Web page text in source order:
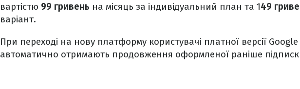
вартістю 99 гривень на місяць за індивідуальний план та 149
варіант.
При переході на нову платформу користувачі платної версії
автоматично отримають продовження оформленої раніше